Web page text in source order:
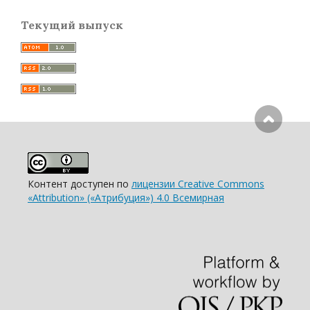
Текущий выпуск
Контент доступен по лицензии Creative Commons
«Attribution» («Атрибуция») 4.0 Всемирная